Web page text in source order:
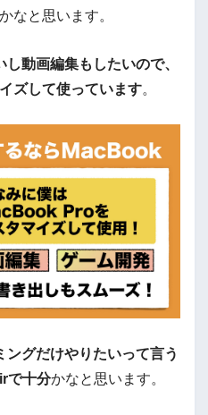
なと思います。
動画編集もしたいので、
ズして使っています。
ングだけやりたいって言う
で十分かなと思います。